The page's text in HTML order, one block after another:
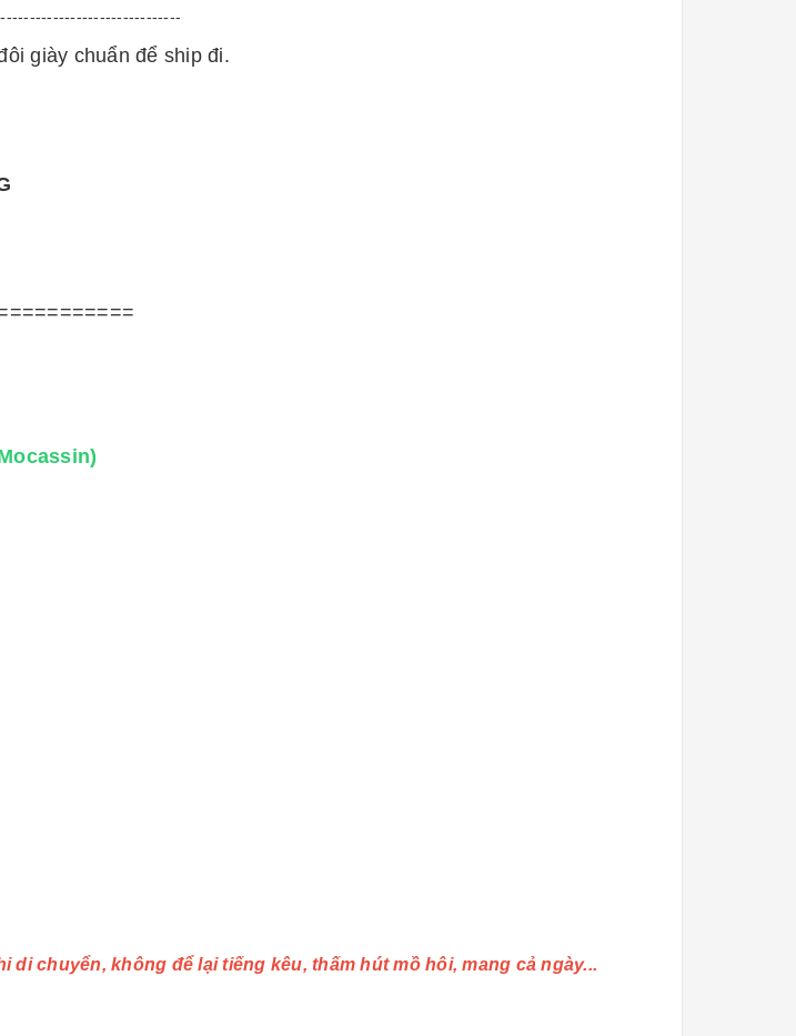
giày chuẩn để ship đi.
di chuyển, không để lại tiếng kêu, thấm hút mồ hôi, mang cả ngày...